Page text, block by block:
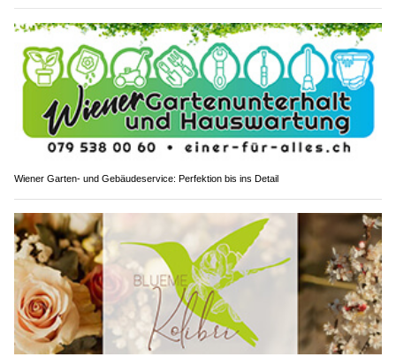
Wiener Garten- und Gebäudeservice: Perfektion bis ins Detail